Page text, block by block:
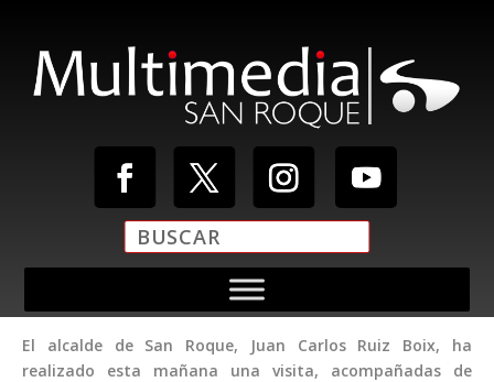
El alcalde de San Roque, Juan Carlos Ruiz Boix, ha
realizado esta mañana una visita, acompañadas de